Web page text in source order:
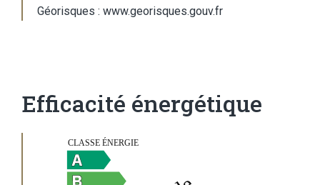
Géorisques : www.georisques.gouv.fr
Efficacité énergétique